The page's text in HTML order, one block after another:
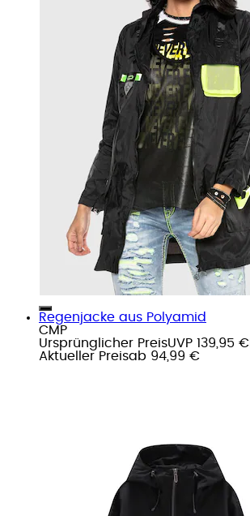
Regenjacke aus Polyamid
CMP
Ursprünglicher PreisUVP 139,95 €
Aktueller Preisab 94,99 €